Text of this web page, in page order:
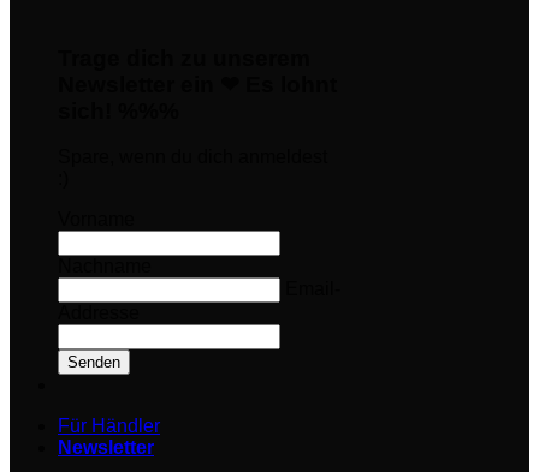
Senden
Für Händler
Newsletter